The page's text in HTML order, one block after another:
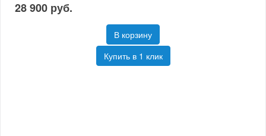
28 900 руб.
В корзину
Купить в 1 клик